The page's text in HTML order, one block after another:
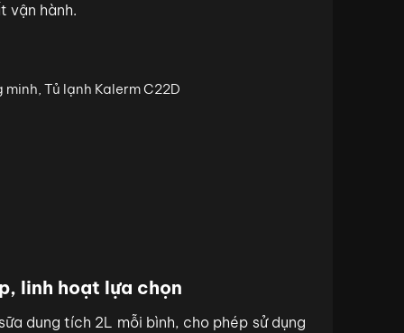
vận hành.
linh hoạt lựa chọn
dung tích 2L mỗi bình, cho phép sử dụng